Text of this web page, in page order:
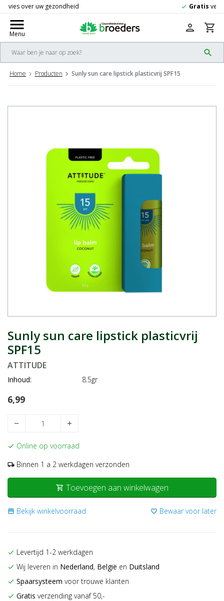
check Gratis
menu
Menu
search
person shopping_cart
Home Producten Sunly sun care lipstick plasticvrij SPF15
Sunly sun care lipstick plasticvrij
SPF15
ATTITUDE
Inhoud: 8.5gr
6,99
remove add
check Online op voorraad
local_shipping Binnen 1 a 2 werkdagen verzonden
shopping_cart Toevoegen aan winkelwagen
storefront Bekijk winkelvoorraad favorite_border Bewaar voor later
check Levertijd 1-2 werkdagen
check Wij leveren in Nederland, België en Duitsland
check Spaarsysteem voor trouwe klanten
check Gratis verzending vanaf 50,-